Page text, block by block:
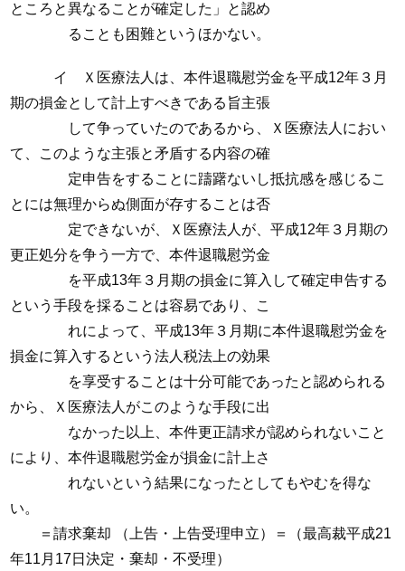
ところと異なることが確定した」と認め
ることも困難というほかない。
イ Ｘ医療法人は、本件退職慰労金を平成12年３月
期の損金として計上すべきである旨主張
して争っていたのであるから、Ｘ医療法人におい
て、このような主張と矛盾する内容の確
定申告をすることに躊躇ないし抵抗感を感じるこ
とには無理からぬ側面が存することは否
定できないが、Ｘ医療法人が、平成12年３月期の
更正処分を争う一方で、本件退職慰労金
を平成13年３月期の損金に算入して確定申告する
という手段を採ることは容易であり、こ
れによって、平成13年３月期に本件退職慰労金を
損金に算入するという法人税法上の効果
を享受することは十分可能であったと認められる
から、Ｘ医療法人がこのような手段に出
なかった以上、本件更正請求が認められないこと
により、本件退職慰労金が損金に計上さ
れないという結果になったとしてもやむを得な
い。
＝請求棄却 （上告・上告受理申立）＝（最高裁平成21
年11月17日決定・棄却・不受理）